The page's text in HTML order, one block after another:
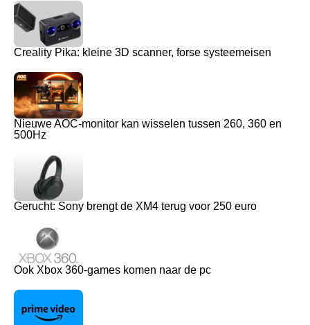
Creality Pika: kleine 3D scanner, forse systeemeisen
Nieuwe AOC-monitor kan wisselen tussen 260, 360 en
500Hz
Gerucht: Sony brengt de XM4 terug voor 250 euro
Ook Xbox 360-games komen naar de pc